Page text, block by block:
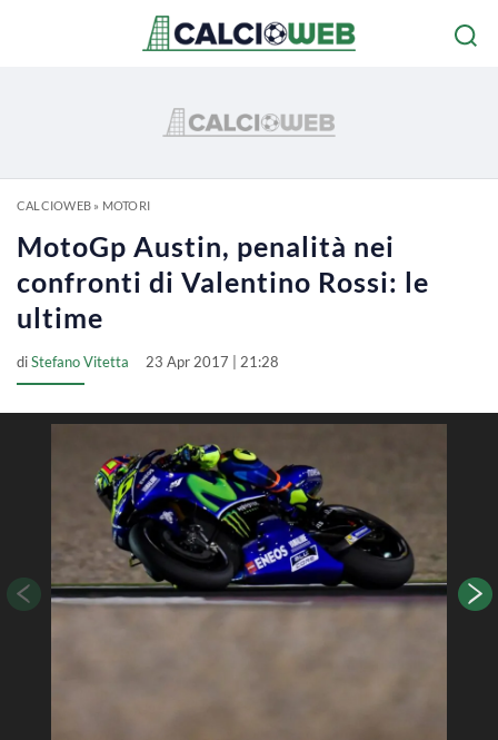
CALCIOWEB» MOTORI
MotoGp Austin, penalità nei
confronti di Valentino Rossi: le
ultime
diStefano Vitetta 23 Apr 2017 | 21:28